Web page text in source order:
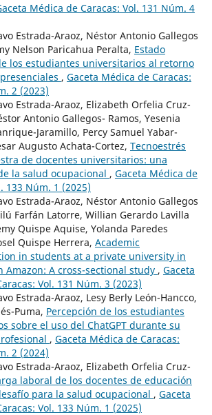
Médica de Caracas: Vol. 131 Núm. 4
Estrada-Araoz, Néstor Antonio Gallegos
Nelson Paricahua Peralta, Estado
los estudiantes universitarios al retorno
, Gaceta Médica de Caracas:
2 (2023)
Estrada-Araoz, Elizabeth Orfelia Cruz-
Antonio Gallegos- Ramos, Yesenia
Jaramillo, Percy Samuel Yabar-
Augusto Achata-Cortez, Tecnoestrés
de docentes universitarios: una
la salud ocupacional , Gaceta Médica de
133 Núm. 1 (2025)
Estrada-Araoz, Néstor Antonio Gallegos
Farfán Latorre, Willian Gerardo Lavilla
Quispe Aquise, Yolanda Paredes
Quispe Herrera, Academic
in students at a private university in
Amazon: A cross-sectional study , Gaceta
Vol. 131 Núm. 3 (2023)
Estrada-Araoz, Lesy Berly León-Hancco,
Puma, Percepción de los estudiantes
sobre el uso del ChatGPT durante su
, Gaceta Médica de Caracas:
2 (2024)
Estrada-Araoz, Elizabeth Orfelia Cruz-
laboral de los docentes de educación
para la salud ocupacional , Gaceta
Vol. 133 Núm. 1 (2025)